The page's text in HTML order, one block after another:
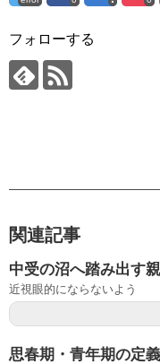
フォローする
関連記事
中受の沼へ踏み出す
近視眼的にならないよう
思春期・青年期の定義